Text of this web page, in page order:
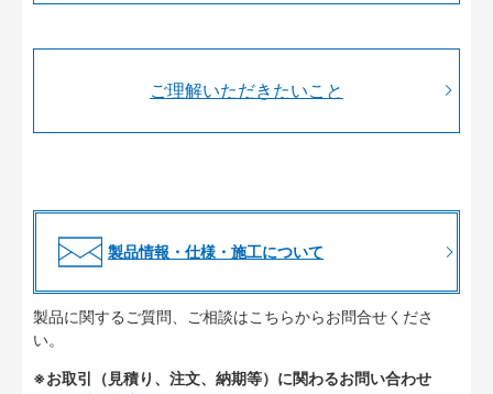
ご理解いただきたいこと
製品情報・仕様・施工について
製品に関するご質問、ご相談はこちらからお問合せくださ
い。
※お取引（見積り、注文、納期等）に関わるお問い合わせ